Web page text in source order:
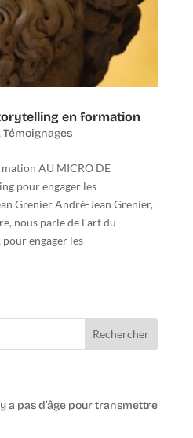
en formation
Témoignages
AU MICRO DE
pour engager les
Grenier André-Jean Grenier,
nous parle de l’art du
engager les
a pas d’âge pour transmettre